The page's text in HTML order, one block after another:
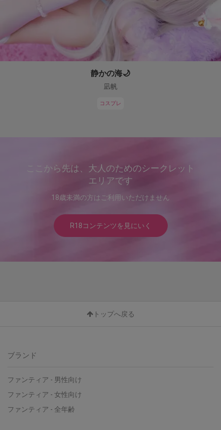
静かの海🌙
凪帆
コスプレ
ここから先は、大人のためのシークレット
エリアです
18歳未満の方はご利用いただけません
R18コンテンツを見にいく
トップへ戻る
ブランド
ファンティア - 男性向け
ファンティア - 女性向け
ファンティア - 全年齢